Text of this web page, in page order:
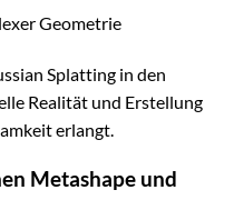
Geometrie
Splatting in den
Realität und Erstellung
erlangt.
Metashape und